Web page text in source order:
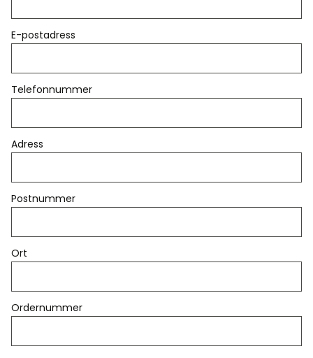
E-postadress
Telefonnummer
Adress
Postnummer
Ort
Ordernummer